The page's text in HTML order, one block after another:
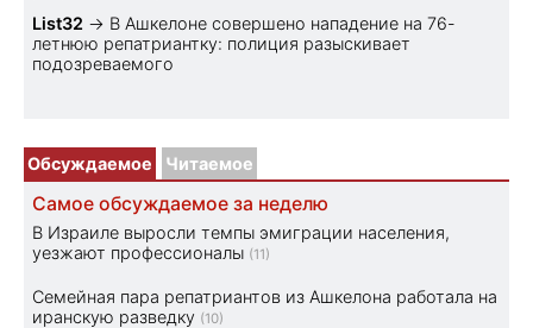
List32 → В Ашкелоне совершено нападение на 76-
летнюю репатриантку: полиция разыскивает
подозреваемого
Обсуждаемое Читаемое
Самое обсуждаемое за неделю
В Израиле выросли темпы эмиграции населения,
уезжают профессионалы (11)
Семейная пара репатриантов из Ашкелона работала на
иранскую разведку (10)